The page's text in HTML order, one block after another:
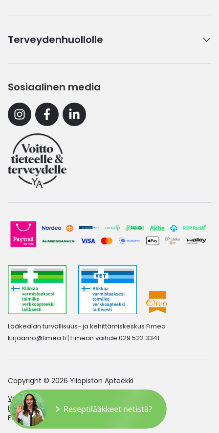
Reseptilääkkeet netistä?
Terveydenhuollolle
Sosiaalinen media
InstagramFacebookLinkedin
Lääkealan turvallisuus- ja kehittämiskeskus Fimea
kirjaamo@fimea.fi | Fimean vaihde 029 522 3341
Copyright © 2026 Yliopiston Apteekki
Verkkoapteekin saavutettavuusseloste
Evästeasetukset
Evästekäytäntö